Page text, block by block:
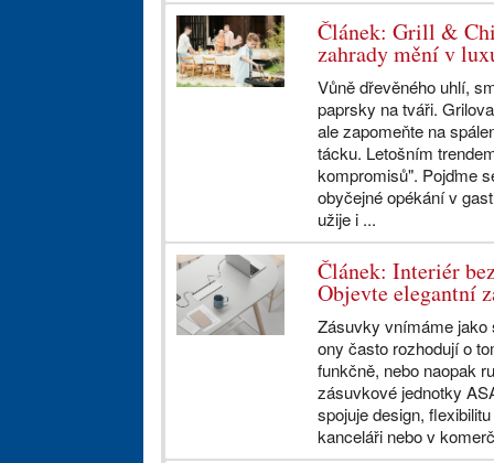
Článek: Grill &
zahrady mění v
Vůně dřevěného uhlí,
paprsky na tváři.
ale zapomeňte na
tácku. Letošním
kompromisů". Pojďme
obyčejné opékání v
užije i ...
Článek: Interiér
Objevte elegantní
Zásuvky vnímáme jako
ony často rozhodují o
funkčně, nebo naopak
zásuvkové jednotky
spojuje design,
kanceláři nebo v